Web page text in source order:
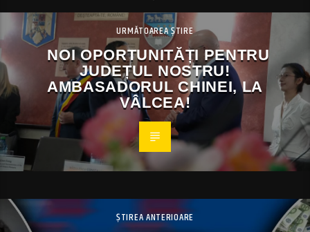
URMĂTOAREA ȘTIRE
NOI OPORTUNITĂȚI PENTRU
JUDEȚUL NOSTRU!
AMBASADORUL CHINEI, LA
VÂLCEA!
ȘTIREA ANTERIOARE